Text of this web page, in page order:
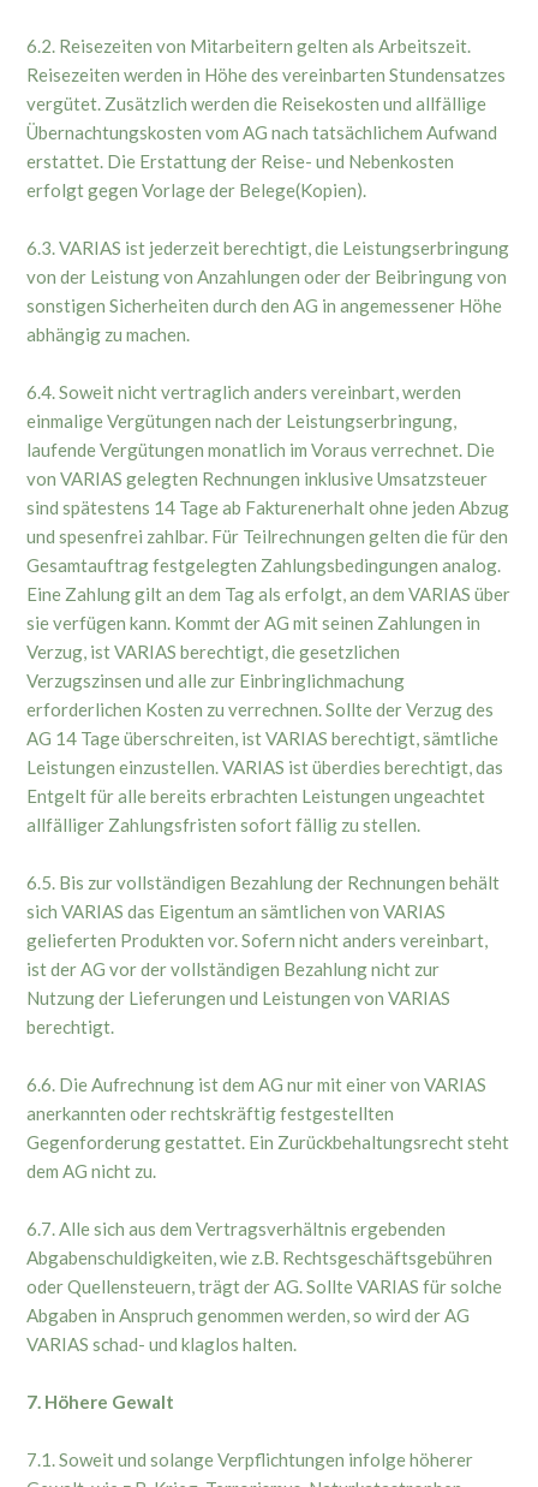
6.2. Reisezeiten von Mitarbeitern gelten als Arbeitszeit.
Reisezeiten werden in Höhe des vereinbarten Stundensatzes
vergütet. Zusätzlich werden die Reisekosten und allfällige
Übernachtungskosten vom AG nach tatsächlichem Aufwand
erstattet. Die Erstattung der Reise- und Nebenkosten
erfolgt gegen Vorlage der Belege(Kopien).
6.3. VARIAS ist jederzeit berechtigt, die Leistungserbringung
von der Leistung von Anzahlungen oder der Beibringung von
sonstigen Sicherheiten durch den AG in angemessener Höhe
abhängig zu machen.
6.4. Soweit nicht vertraglich anders vereinbart, werden
einmalige Vergütungen nach der Leistungserbringung,
laufende Vergütungen monatlich im Voraus verrechnet. Die
von VARIAS gelegten Rechnungen inklusive Umsatzsteuer
sind spätestens 14 Tage ab Fakturenerhalt ohne jeden Abzug
und spesenfrei zahlbar. Für Teilrechnungen gelten die für den
Gesamtauftrag festgelegten Zahlungsbedingungen analog.
Eine Zahlung gilt an dem Tag als erfolgt, an dem VARIAS über
sie verfügen kann. Kommt der AG mit seinen Zahlungen in
Verzug, ist VARIAS berechtigt, die gesetzlichen
Verzugszinsen und alle zur Einbringlichmachung
erforderlichen Kosten zu verrechnen. Sollte der Verzug des
AG 14 Tage überschreiten, ist VARIAS berechtigt, sämtliche
Leistungen einzustellen. VARIAS ist überdies berechtigt, das
Entgelt für alle bereits erbrachten Leistungen ungeachtet
allfälliger Zahlungsfristen sofort fällig zu stellen.
6.5. Bis zur vollständigen Bezahlung der Rechnungen behält
sich VARIAS das Eigentum an sämtlichen von VARIAS
gelieferten Produkten vor. Sofern nicht anders vereinbart,
ist der AG vor der vollständigen Bezahlung nicht zur
Nutzung der Lieferungen und Leistungen von VARIAS
berechtigt.
6.6. Die Aufrechnung ist dem AG nur mit einer von VARIAS
anerkannten oder rechtskräftig festgestellten
Gegenforderung gestattet. Ein Zurückbehaltungsrecht steht
dem AG nicht zu.
6.7. Alle sich aus dem Vertragsverhältnis ergebenden
Abgabenschuldigkeiten, wie z.B. Rechtsgeschäftsgebühren
oder Quellensteuern, trägt der AG. Sollte VARIAS für solche
Abgaben in Anspruch genommen werden, so wird der AG
VARIAS schad- und klaglos halten.
7. Höhere Gewalt
7.1. Soweit und solange Verpflichtungen infolge höherer